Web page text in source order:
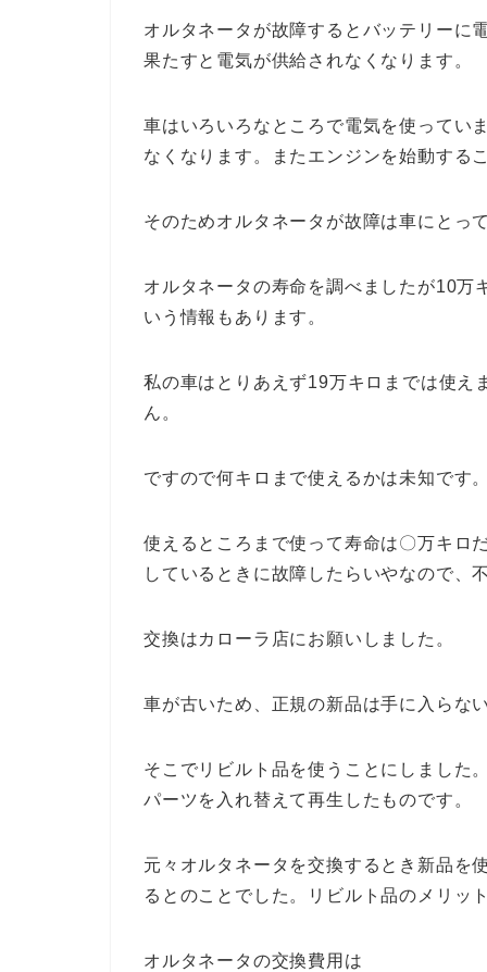
オルタネータが故障するとバッテリーに
果たすと電気が供給されなくなります。
車はいろいろなところで電気を使ってい
なくなります。またエンジンを始動する
そのためオルタネータが故障は車にとっ
オルタネータの寿命を調べましたが10万
いう情報もあります。
私の車はとりあえず19万キロまでは使え
ん。
ですので何キロまで使えるかは未知です。
使えるところまで使って寿命は〇万キロ
しているときに故障したらいやなので、
交換はカローラ店にお願いしました。
車が古いため、正規の新品は手に入らな
そこでリビルト品を使うことにしました
パーツを入れ替えて再生したものです。
元々オルタネータを交換するとき新品を
るとのことでした。リビルト品のメリッ
オルタネータの交換費用は